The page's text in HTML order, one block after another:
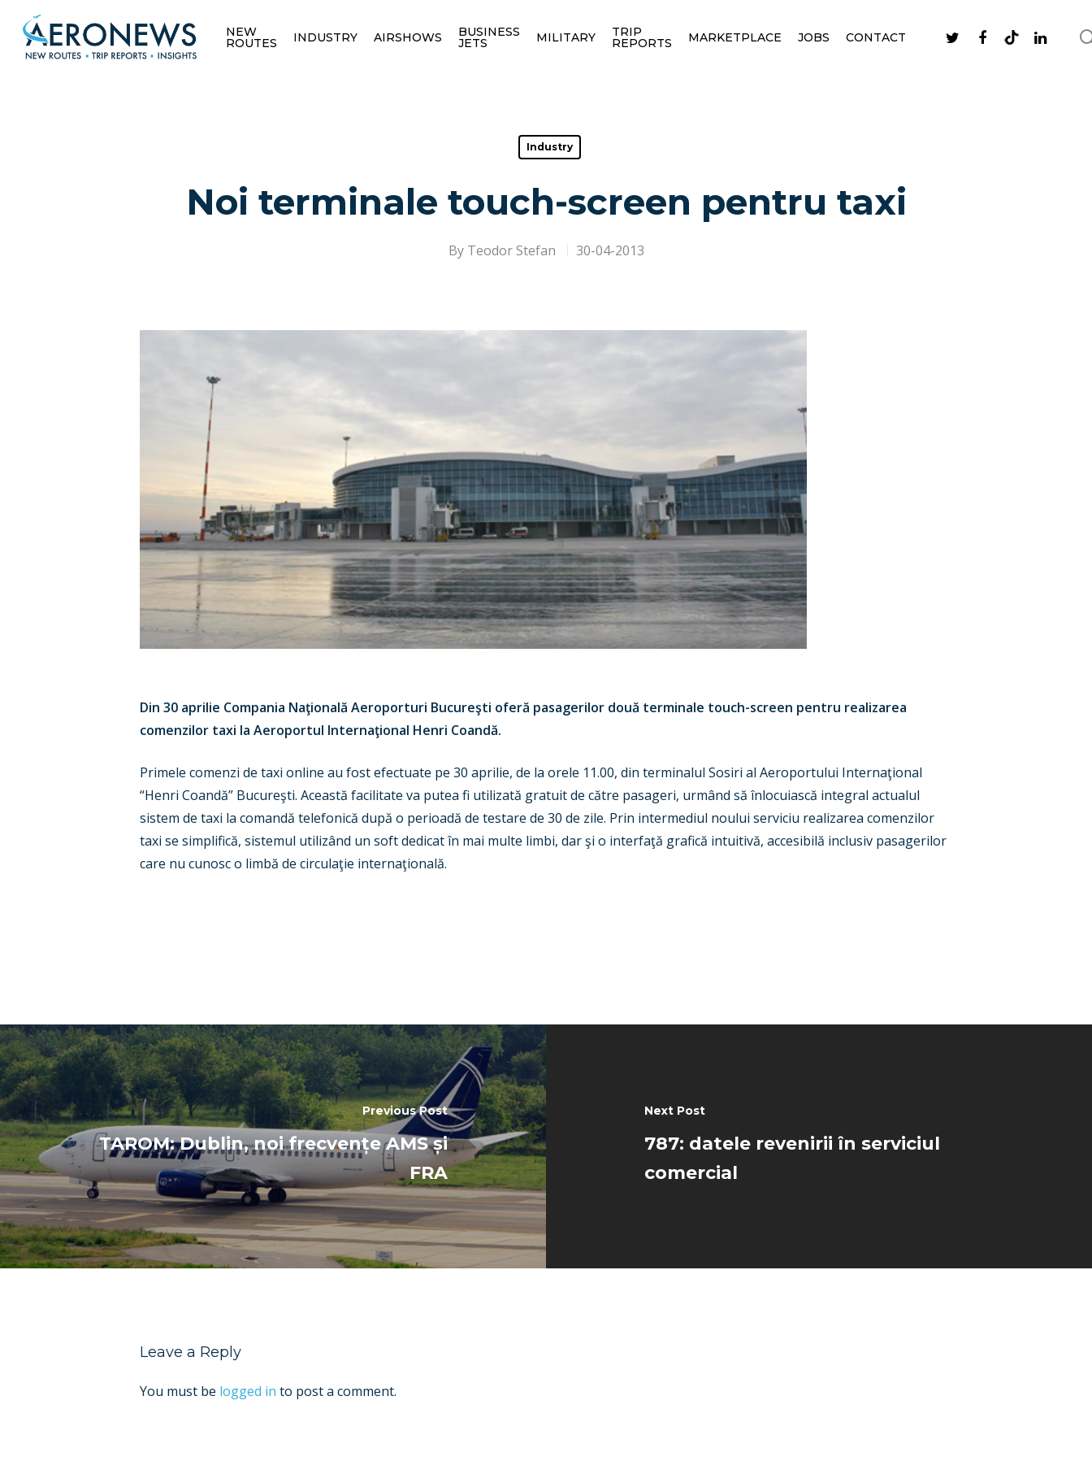
NEW
ROUTES INDUSTRY AIRSHOWS BUSINESS
JETS MILITARY TRIP
REPORTS MARKETPLACE JOBS CONTACT
Industry
Noi terminale touch-screen pentru taxi
By Teodor Stefan 30-04-2013
Din 30 aprilie Compania Naţională Aeroporturi Bucureşti oferă pasagerilor două terminale touch-screen pentru realizarea
comenzilor taxi la Aeroportul Internaţional Henri Coandă.
Primele comenzi de taxi online au fost efectuate pe 30 aprilie, de la orele 11.00, din terminalul Sosiri al Aeroportului Internaţional
“Henri Coandă” Bucureşti. Această facilitate va putea fi utilizată gratuit de către pasageri, urmând să înlocuiască integral actualul
sistem de taxi la comandă telefonică după o perioadă de testare de 30 de zile. Prin intermediul noului serviciu realizarea comenzilor
taxi se simplifică, sistemul utilizând un soft dedicat în mai multe limbi, dar şi o interfaţă grafică intuitivă, accesibilă inclusiv pasagerilor
care nu cunosc o limbă de circulaţie internaţională.
Previous Post
TAROM: Dublin, noi frecvențe AMS și
FRA
Next Post
787: datele revenirii în serviciul
comercial
Leave a Reply
You must be logged in to post a comment.